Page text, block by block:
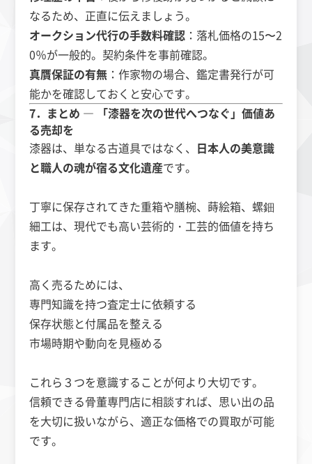
なるため、正直に伝えましょう。
オークション代行の手数料確認 ：落札価格の15〜2
0％が一般的。契約条件を事前確認。
真贋保証の有無 ：作家物の場合、鑑定書発行が可
能かを確認しておくと安心です。
7．まとめ ― 「漆器を次の世代へつなぐ」価値あ
る売却を
漆器は、単なる古道具ではなく、 日本人の美意識
と職人の魂が宿る文化遺産です。
丁寧に保存されてきた重箱や膳椀、蒔絵箱、螺鈿
細工は、現代でも高い芸術的・工芸的価値を持ち
ます。
高く売るためには、
専門知識を持つ査定士に依頼する
保存状態と付属品を整える
市場時期や動向を見極める
これら３つを意識することが何より大切です。
信頼できる骨董専門店に相談すれば、思い出の品
を大切に扱いながら、適正な価格での買取が可能
です。